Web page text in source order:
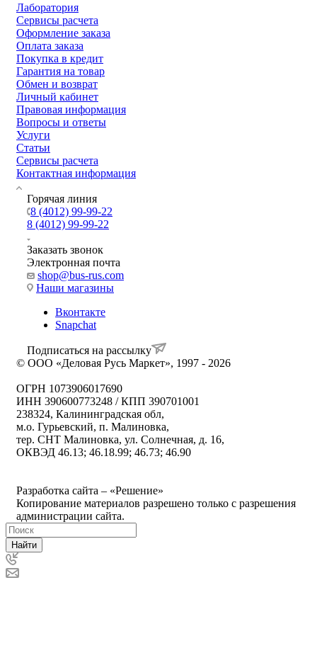
Лаборатория
Сервисы расчета
Оформление заказа
Оплата заказа
Покупка в кредит
Гарантия на товар
Обмен и возврат
Личный кабинет
Правовая информация
Вопросы и ответы
Услуги
Статьи
Сервисы расчета
Контактная информация
Горячая линия
8 (4012) 99-99-22
8 (4012) 99-99-22
Заказать звонок
Электронная почта
shop@bus-rus.com
Наши магазины
Вконтакте
Snapchat
Подписаться на рассылку
© ООО «Деловая Русь Маркет», 1997 - 2026
ОГРН 1073906017690
ИНН 390600773248 / КПП 390701001
238324, Калининградская обл,
м.о. Гурьевский, п. Малиновка,
тер. СНТ Малиновка, ул. Солнечная, д. 16,
ОКВЭД 46.13; 46.18.99; 46.73; 46.90
Разработка сайта – «Решение»
Копирование материалов разрешено только с разрешения
администрации сайта.
Найти